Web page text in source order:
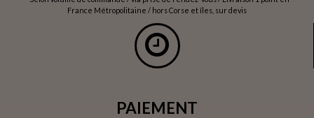
France Métropolitaine / hors Corse et îles, sur devis
PAIEMENT